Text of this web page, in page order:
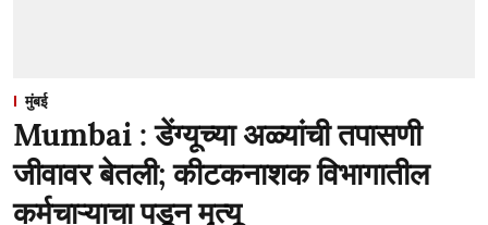
मुंबई
Mumbai : डेंग्यूच्या अळ्यांची तपासणी
जीवावर बेतली; कीटकनाशक विभागातील
कर्मचाऱ्याचा पडून मृत्यू